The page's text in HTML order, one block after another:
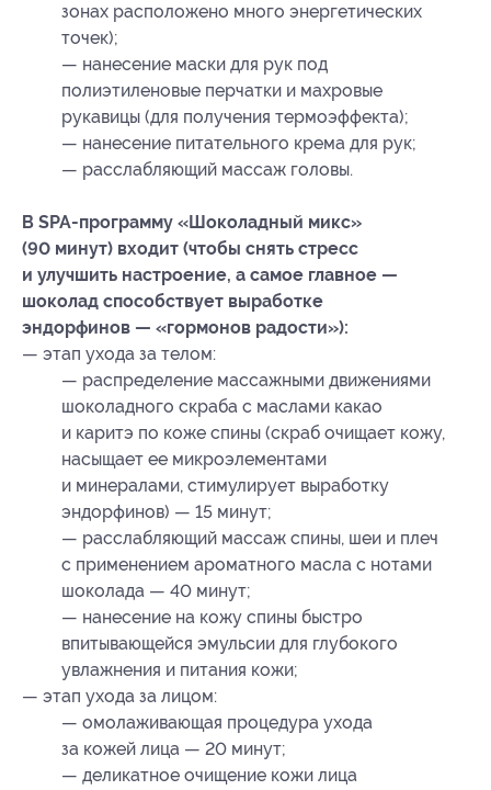
зонах расположено много энергетических
точек);
— нанесение маски для рук под
полиэтиленовые перчатки и махровые
рукавицы (для получения термоэффекта);
— нанесение питательного крема для рук;
— расслабляющий массаж головы.
В SPA-программу «Шоколадный микс»
(90 минут) входит (чтобы снять стресс
и улучшить настроение, а самое главное —
шоколад способствует выработке
эндорфинов — «гормонов радости»):
— этап ухода за телом:
— распределение массажными движениями
шоколадного скраба с маслами какао
и каритэ по коже спины (скраб очищает кожу,
насыщает ее микроэлементами
и минералами, стимулирует выработку
эндорфинов) — 15 минут;
— расслабляющий массаж спины, шеи и плеч
с применением ароматного масла с нотами
шоколада — 40 минут;
— нанесение на кожу спины быстро
впитывающейся эмульсии для глубокого
увлажнения и питания кожи;
— этап ухода за лицом:
— омолаживающая процедура ухода
за кожей лица — 20 минут;
— деликатное очищение кожи лица